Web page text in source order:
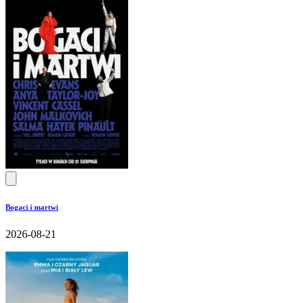
Bogaci i martwi
2026-08-21